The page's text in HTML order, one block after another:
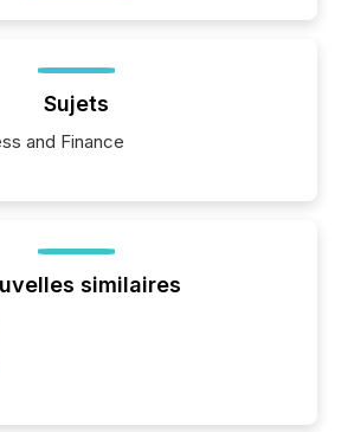
Sujets
and Finance
similaires